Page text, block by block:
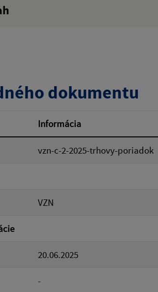
dokumentu
Informácia
vzn-c-2-2025-trhovy-poriadok
VZN
20.06.2025
-